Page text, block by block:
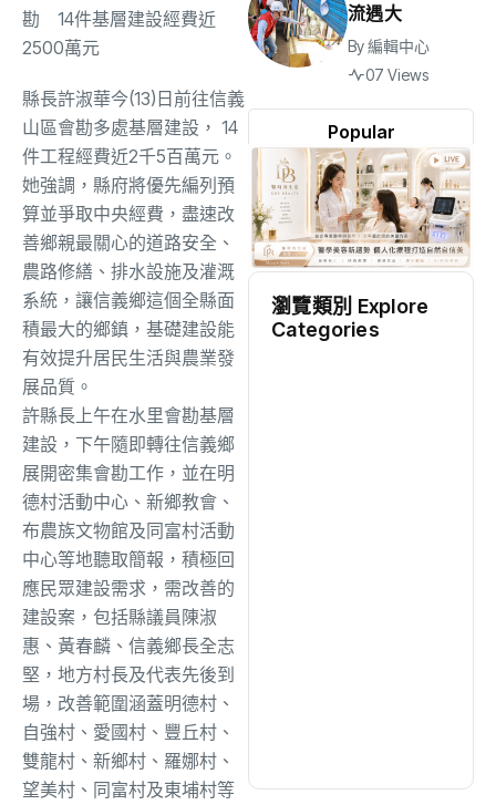
縣長許淑華今(13)日前往信義
山區會勘多處基層建設， 14
件工程經費近2千5百萬元。
她強調，縣府將優先編列預
算並爭取中央經費，盡速改
善鄉親最關心的道路安全、
農路修繕、排水設施及灌溉
系統，讓信義鄉這個全縣面
積最大的鄉鎮，基礎建設能
有效提升居民生活與農業發
展品質。
許縣長上午在水里會勘基層
建設，下午隨即轉往信義鄉
展開密集會勘工作，並在明
德村活動中心、新鄉教會、
布農族文物館及同富村活動
中心等地聽取簡報，積極回
應民眾建設需求，需改善的
建設案，包括縣議員陳淑
惠、黃春麟、信義鄉長全志
堅，地方村長及代表先後到
場，改善範圍涵蓋明德村、
自強村、愛國村、豐丘村、
雙龍村、新鄉村、羅娜村、
望美村、同富村及東埔村等
Popular
流遇大
By編輯中心
07 Views
瀏覽類別 Explore
Categories